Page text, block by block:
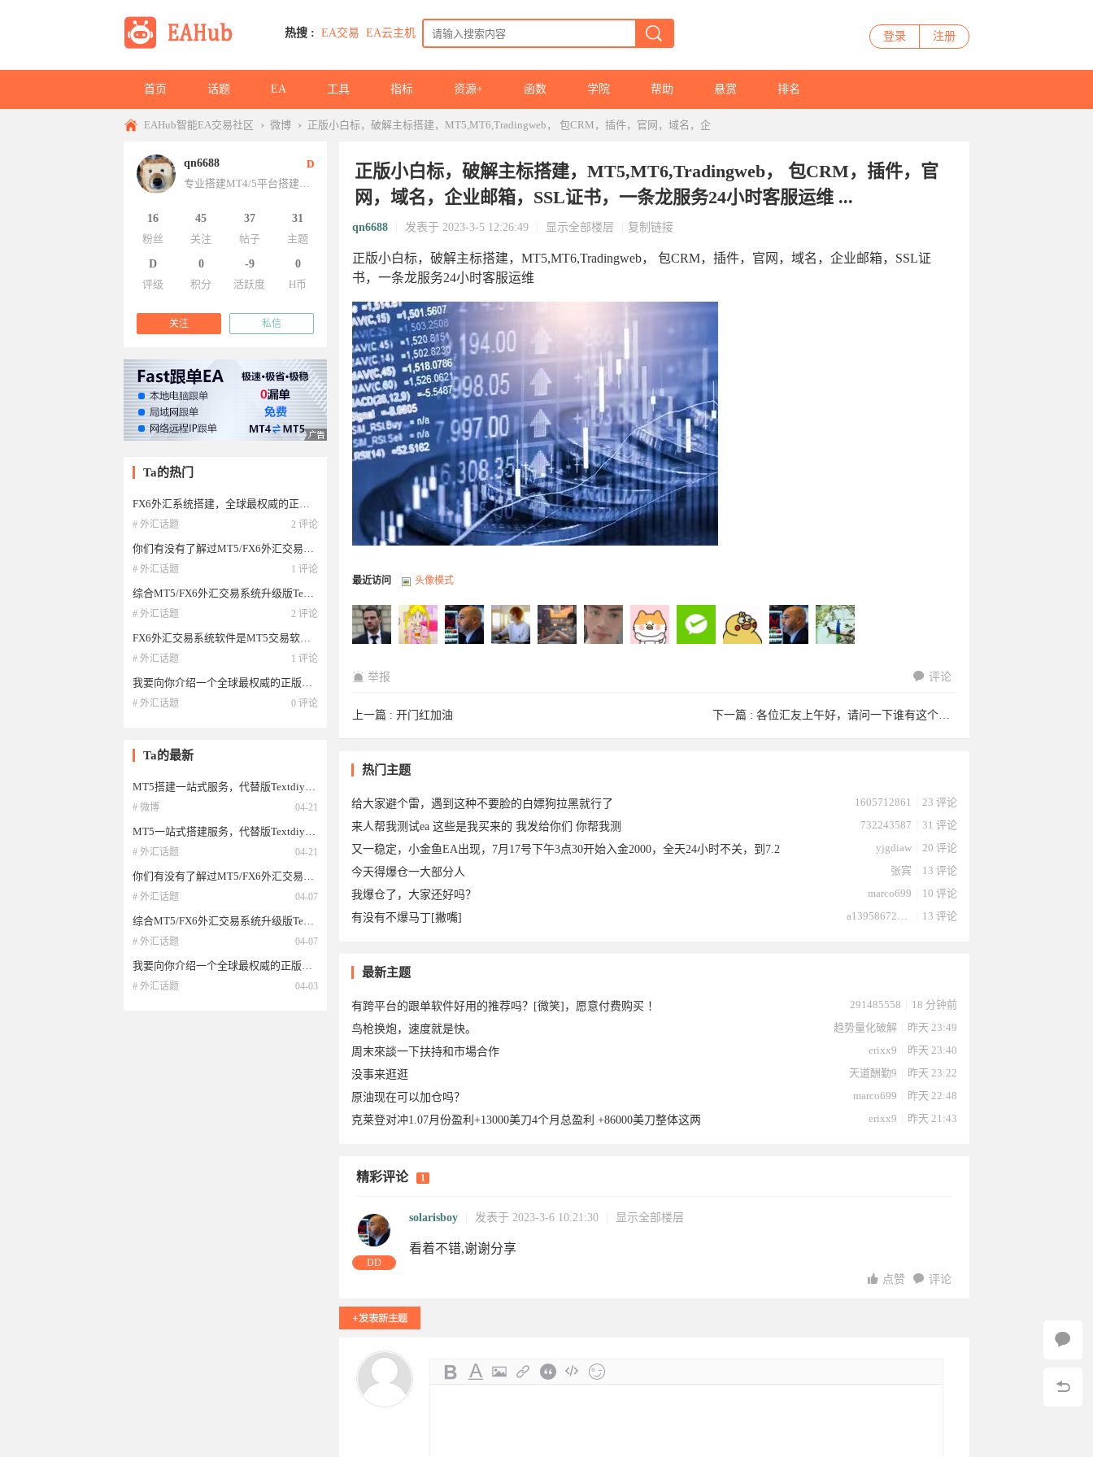
热搜 : EA交易 EA云主机 登录 注册
首页 话题 EA 工具 指标 资源+ 函数 学院 帮助 悬赏 排名
EAHub智能EA交易社区 › 微博 › 正版小白标，破解主标搭建，MT5,MT6,Tradingweb， 包CRM，插件，官网，域名，企
正版小白标，破解主标搭建，MT5,MT6,Tradingweb， 包CRM，插件，官
网，域名，企业邮箱，SSL证书，一条龙服务24小时客服运维 ...
qn6688 发表于 2023-3-5 12:26:49 显示全部楼层 复制链接
正版小白标，破解主标搭建，MT5,MT6,Tradingweb， 包CRM，插件，官网，域名，企业邮箱，SSL证
书，一条龙服务24小时客服运维
最近访问 头像模式
6于2025-
06-19
于2025-
05-09 29 15 29 11 12-25 08-09
举报 评论
上一篇 : 开门红加油 下一篇 : 各位汇友上午好，请问一下谁有这个EA的详细教程，为什么开仓后总 ...
热门主题
给大家避个雷，遇到这种不要脸的白嫖狗拉黑就行了 23 评论
1605712861
来人帮我测试ea 这些是我买来的 我发给你们 你帮我测
31 评论
732243587
又一稳定，小金鱼EA出现，7月17号下午3点30开始入金2000，全天24小时不关，到7.2
20 评论
yjgdiaw
今天得爆仓一大部分人
13 评论
张宾
我爆仓了，大家还好吗？
10 评论
marco699
有没有不爆马丁[撇嘴]
13 评论
a13958672232
最新主题
有跨平台的跟单软件好用的推荐吗？[微笑]，愿意付费购买 ！ 18 分钟前
291485558
鸟枪换炮，速度就是快。
昨天 23:49
趋势量化破解
周末來談一下扶持和市場合作
昨天 23:40
erixx9
没事来逛逛
昨天 23:22
天道酬勤9
原油现在可以加仓吗？
昨天 22:48
marco699
克莱登对冲1.0 ​ ​7月份盈利+13000美刀 ​4个月总盈利 +86000美刀 ​整体这两
昨天 21:43
erixx9
精彩评论 1
DD
solarisboy 发表于 2023-3-6 10:21:30 显示全部楼层
看着不错,谢谢分享
点赞 评论
qn6688
D
专业搭建MT4/5平台搭建，交易所搭建，官网定制开发，飞机qn6688
16
粉丝
45
关注
37
帖子
31
主题
D
评级
0
积分
-9
活跃度
0
H币
关注 私信
Ta的热门
FX6外汇系统搭建，全球最权威的正版外汇交易软件
# 外汇话题 2 评论
你们有没有了解过MT5/FX6外汇交易系统？今天我给大家介绍的是它的升级版—Textdiy！
# 外汇话题 1 评论
综合MT5/FX6外汇交易系统升级版Textdiy，相比较之下Textdiy有什么特点与优势呢？
# 外汇话题 2 评论
FX6外汇交易系统软件是MT5交易软件吗？
# 外汇话题 1 评论
我要向你介绍一个全球最权威的正版外汇交易软件——Textdiy！一站式搭建
# 外汇话题 0 评论
Ta的最新
MT5搭建一站式服务，代替版Textdiy（简称TT）、ST5全新外汇交易系统搭建，系统行
# 微博 04-21
MT5一站式搭建服务，代替版Textdiy（简称TT）、ST5全新外汇交易系统搭建
# 外汇话题 04-21
你们有没有了解过MT5/FX6外汇交易系统？今天我给大家介绍的是它的升级版—Textdiy！
# 外汇话题 04-07
综合MT5/FX6外汇交易系统升级版Textdiy，相比较之下Textdiy有什么特点与优势呢？
# 外汇话题 04-07
我要向你介绍一个全球最权威的正版外汇交易软件——Textdiy！一站式搭建
# 外汇话题 04-03